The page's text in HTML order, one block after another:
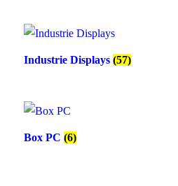
Industrie Displays (57)
Box PC (6)